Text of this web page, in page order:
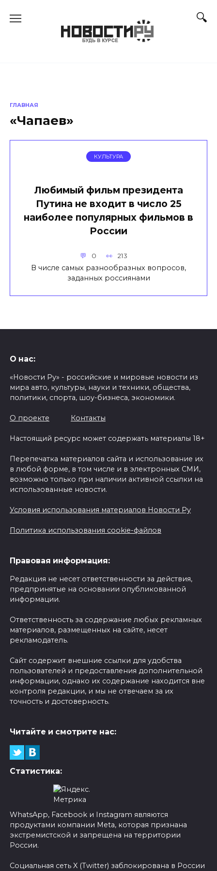
ГЛАВНАЯ
«Чапаев»
КУЛЬТУРА
Любимый фильм президента
Путина не входит в число 25
наиболее популярных фильмов в
России
0 213
В числе самых разнообразных вопросов,
заданных россиянами
О нас:
«Новости Ру» - российские и мировые новости из
мира авто, культуры, науки и техники, общества,
политики, спорта, шоу-бизнеса, экономики.
О проекте Контакты
Настоящий ресурс может содержать материалы 18+
Перепечатка материалов сайта и использование их
в любой форме, в том числе и в электронных СМИ,
возможно только при наличии активной ссылки на
использованные новости.
Условия использования материалов Новости Ру
Политика использования cookie-файлов
Правовая информация:
Редакция не несет ответственности за действия,
предпринятые на основании опубликованной
информации.
Ответственность за содержание любых рекламных
материалов, размещенных на сайте, несет
рекламодатель.
Сайт содержит внешние ссылки для удобства
пользователей и предоставления дополнительной
информации, однако их содержание находится вне
контроля редакции, и мы не отвечаем за их
точность и достоверность.
Читайте и смотрите нас:
Статистика:
WhatsApp, Facebook и Instagram являются
продуктами компании Meta, которая признана
экстремистской и запрещена на территории
России.
Социальная сеть X (Twitter) заблокирована в России